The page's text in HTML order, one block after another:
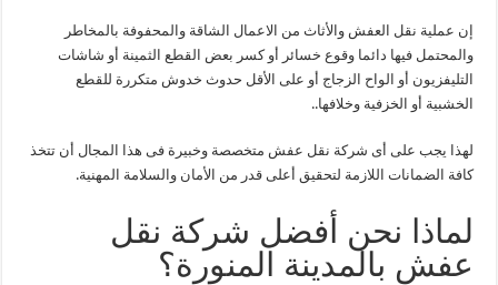
إن عملية نقل العفش والأثاث من الاعمال الشاقة والمحفوفة بالمخاطر
والمحتمل فيها دائما وقوع خسائر أو كسر بعض القطع الثمينة أو شاشات
التليفزيون أو الواح الزجاج أو على الأقل حدوث خدوش متكررة للقطع
الخشبية أو الخزفية وخلافها..
لهذا يجب على أى شركة نقل عفش متخصصة وخبيرة فى هذا المجال أن تتخذ
كافة الضمانات اللازمة لتحقيق أعلى قدر من الأمان والسلامة المهنية.
لماذا نحن أفضل شركة نقل
عفش بالمدينة المنورة؟